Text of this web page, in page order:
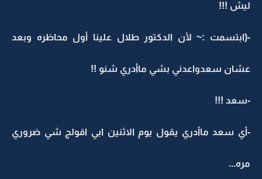
ليش !!!
-(ابتسمت :~ لأن الدكتور طلال علينا أول محاظره وبعد
عشان سعدواعدني بشي ماأدري شنو !!
-سعد !!!
-أي سعد ماأدري يقول يوم الاثنين ابي اقولج شي ضروري
مره...